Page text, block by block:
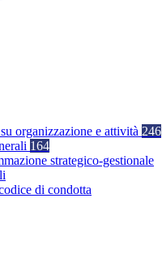
organizzazione e attività 246
164
strategico-gestionale
di condotta